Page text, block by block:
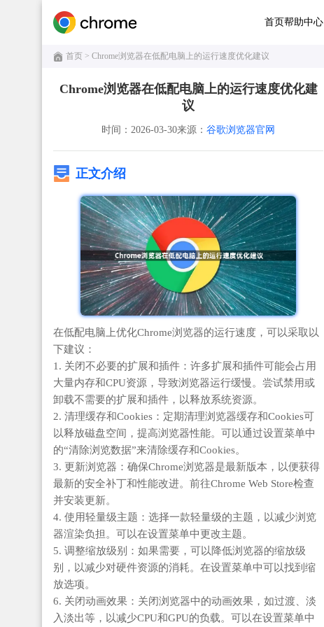
首页帮助中心
首页 > Chrome浏览器在低配电脑上的运行速度优化建议
Chrome浏览器在低配电脑上的运行速度优化建
议
时间：2026-03-30来源： 谷歌浏览器官网
正文介绍
在低配电脑上优化Chrome浏览器的运行速度，可以采取以
下建议：
1. 关闭不必要的扩展和插件：许多扩展和插件可能会占用
大量内存和CPU资源，导致浏览器运行缓慢。尝试禁用或
卸载不需要的扩展和插件，以释放系统资源。
2. 清理缓存和Cookies：定期清理浏览器缓存和Cookies可
以释放磁盘空间，提高浏览器性能。可以通过设置菜单中
的“清除浏览数据”来清除缓存和Cookies。
3. 更新浏览器：确保Chrome浏览器是最新版本，以便获得
最新的安全补丁和性能改进。前往Chrome Web Store检查
并安装更新。
4. 使用轻量级主题：选择一款轻量级的主题，以减少浏览
器渲染负担。可以在设置菜单中更改主题。
5. 调整缩放级别：如果需要，可以降低浏览器的缩放级
别，以减少对硬件资源的消耗。在设置菜单中可以找到缩
放选项。
6. 关闭动画效果：关闭浏览器中的动画效果，如过渡、淡
入淡出等，以减少CPU和GPU的负载。可以在设置菜单中